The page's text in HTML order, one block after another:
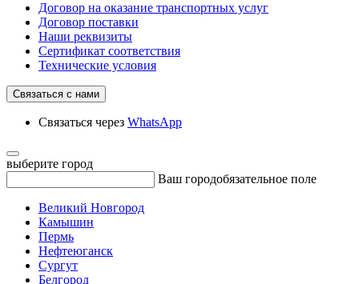
Договор на оказание транспортных услуг
Договор поставки
Наши реквизиты
Сертификат соответствия
Технические условия
Связаться с нами
Связаться через WhatsApp
выберите город
Ваш городобязательное поле
Великий Новгород
Камышин
Пермь
Нефтеюганск
Сургут
Белгород